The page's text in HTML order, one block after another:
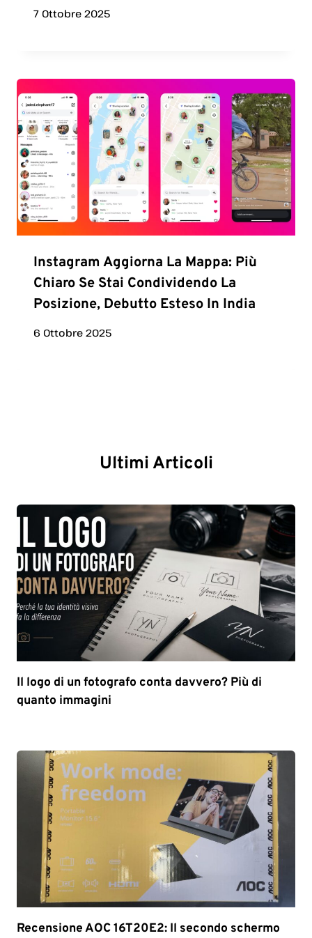
7 Ottobre 2025
Instagram Aggiorna La Mappa: Più
Chiaro Se Stai Condividendo La
Posizione, Debutto Esteso In India
6 Ottobre 2025
Ultimi Articoli
Il logo di un fotografo conta davvero? Più di
quanto immagini
Recensione AOC 16T20E2: Il secondo schermo